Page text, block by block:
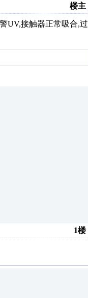
楼主
UV,接触器正常吸合,过
1楼